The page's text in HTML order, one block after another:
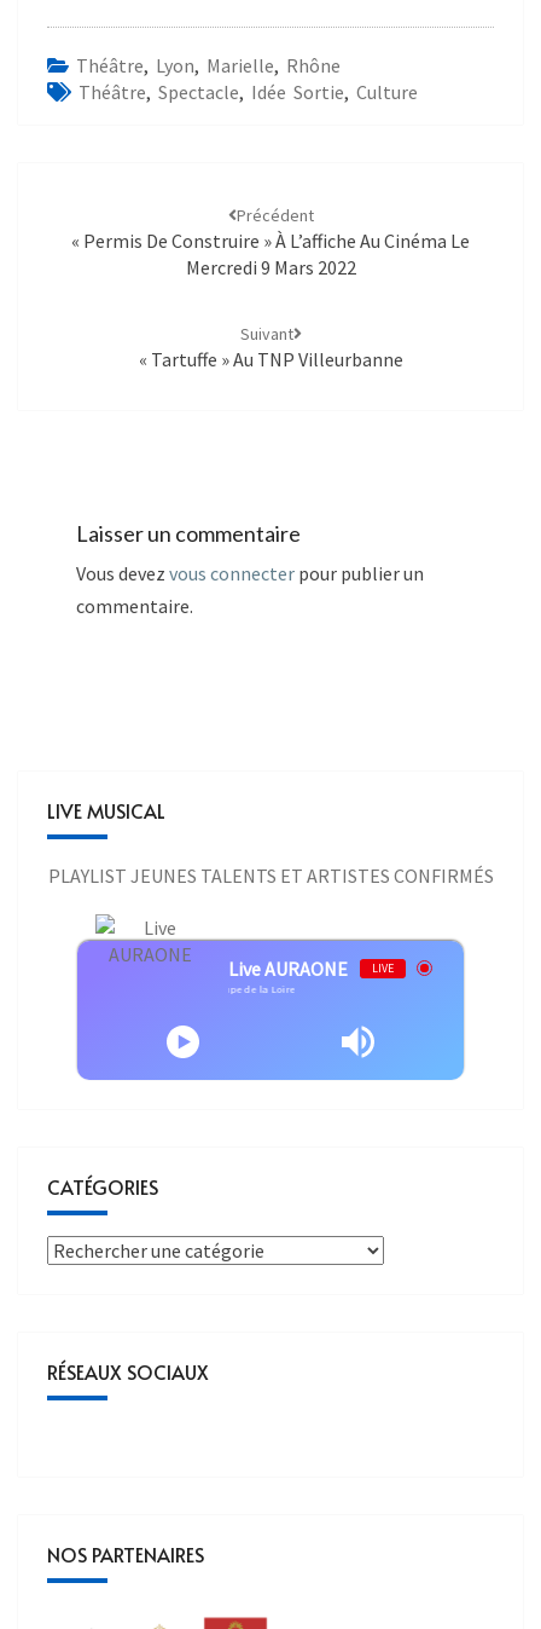
Théâtre, Lyon, Marielle, Rhône
Théâtre, Spectacle, Idée Sortie, Culture
Précédent
« Permis De Construire » À L’affiche Au Cinéma Le
Mercredi 9 Mars 2022
Suivant
« Tartuffe » Au TNP Villeurbanne
Laisser un commentaire
Vous devez vous connecter pour publier un
commentaire.
LIVE MUSICAL
PLAYLIST JEUNES TALENTS ET ARTISTES CONFIRMÉS
Live AURAONE LIVE
Cold Cash - Cold Cash - Groupe de la Loire
CATÉGORIES
RÉSEAUX SOCIAUX
NOS PARTENAIRES